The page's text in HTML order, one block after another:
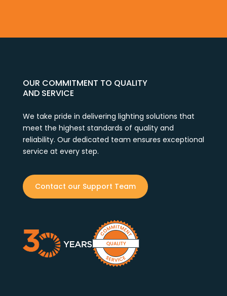
OUR COMMITMENT TO QUALITY
AND SERVICE
We take pride in delivering lighting solutions that
meet the highest standards of quality and
reliability. Our dedicated team ensures exceptional
service at every step.
Contact our Support Team